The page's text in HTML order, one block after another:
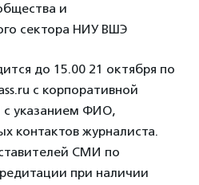
и
сектора НИУ ВШЭ
до 15.00 21 октября по
с корпоративной
указанием ФИО,
контактов журналиста.
СМИ по
при наличии